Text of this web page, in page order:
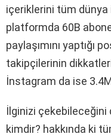
içeriklerini tüm dünya
platformda 60B
paylaşımını yaptığı
takipçilerinin
İnstagram da ise
İlginizi
kimdir? hakkında ki